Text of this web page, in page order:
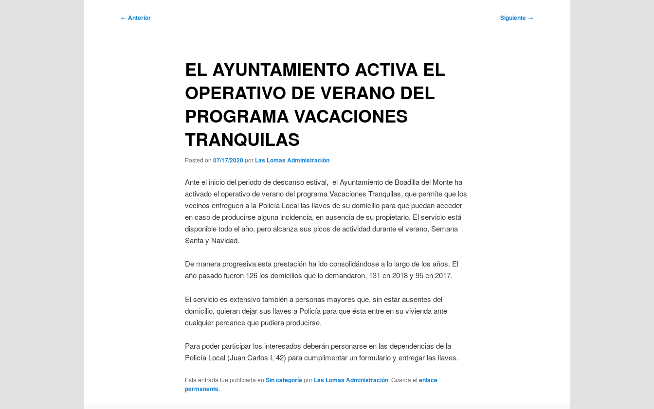
Navegación
← Anterior Siguiente →
EL AYUNTAMIENTO ACTIVA EL
OPERATIVO DE VERANO DEL
PROGRAMA VACACIONES
TRANQUILAS
Posted on 07/17/2020por Las Lomas Administración
Ante el inicio del periodo de descanso estival, el Ayuntamiento de Boadilla del Monte ha
activado el operativo de verano del programa Vacaciones Tranquilas, que permite que los
vecinos entreguen a la Policía Local las llaves de su domicilio para que puedan acceder
en caso de producirse alguna incidencia, en ausencia de su propietario. El servicio está
disponible todo el año, pero alcanza sus picos de actividad durante el verano, Semana
Santa y Navidad.
De manera progresiva esta prestación ha ido consolidándose a lo largo de los años. El
año pasado fueron 126 los domicilios que lo demandaron, 131 en 2018 y 95 en 2017.
El servicio es extensivo también a personas mayores que, sin estar ausentes del
domicilio, quieran dejar sus llaves a Policía para que ésta entre en su vivienda ante
cualquier percance que pudiera producirse.
Para poder participar los interesados deberán personarse en las dependencias de la
Policía Local (Juan Carlos I, 42) para cumplimentar un formulario y entregar las llaves.
Esta entrada fue publicada en Sin categoría por Las Lomas Administración. Guarda el enlace
permanente.